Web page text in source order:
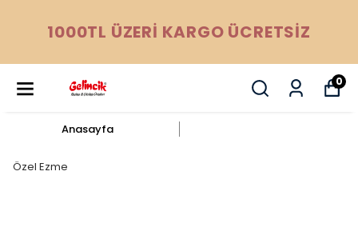
1000TL ÜZERİ KARGO ÜCRETSİZ
0
Anasayfa
Özel Ezme